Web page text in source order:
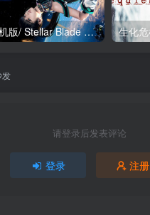
剑星-虚拟机版/ Stellar Blade v1.4.1|Build.19963153 终极版新补丁 送修改器 免安装中文版
发
请登录后发表评论
登录 注册